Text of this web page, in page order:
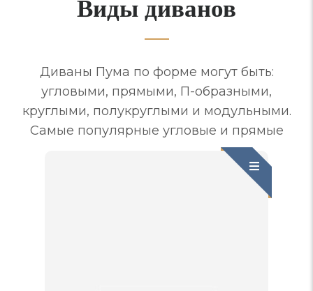
Диваны Пума по форме могут быть:
угловыми, прямыми, П-образными,
круглыми, полукруглыми и модульными.
Самые популярные угловые и прямые